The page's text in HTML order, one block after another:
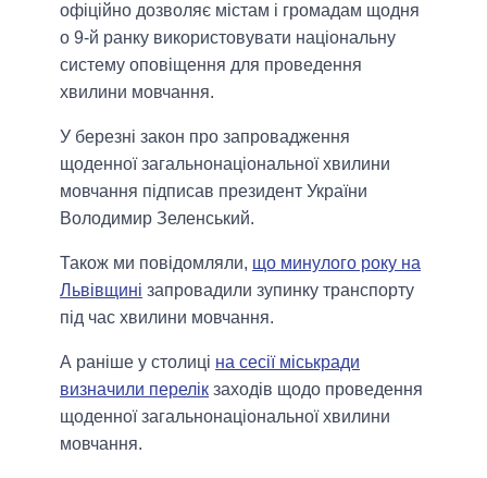
офіційно дозволяє містам і громадам щодня
о 9-й ранку використовувати національну
систему оповіщення для проведення
хвилини мовчання.
У березні закон про запровадження
щоденної загальнонаціональної хвилини
мовчання підписав президент України
Володимир Зеленський.
Також ми повідомляли, що минулого року на
Львівщині запровадили зупинку транспорту
під час хвилини мовчання.
А раніше у столиці на сесії міськради
визначили перелік заходів щодо проведення
щоденної загальнонаціональної хвилини
мовчання.